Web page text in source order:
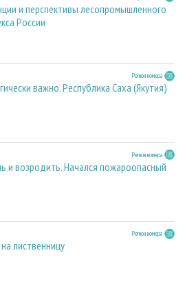
и перспективы лесопромышленного
России
Регион номера
важно. Республика Саха (Якутия)
Регион номера
и возродить. Начался пожароопасный
Регион номера
лиственницу